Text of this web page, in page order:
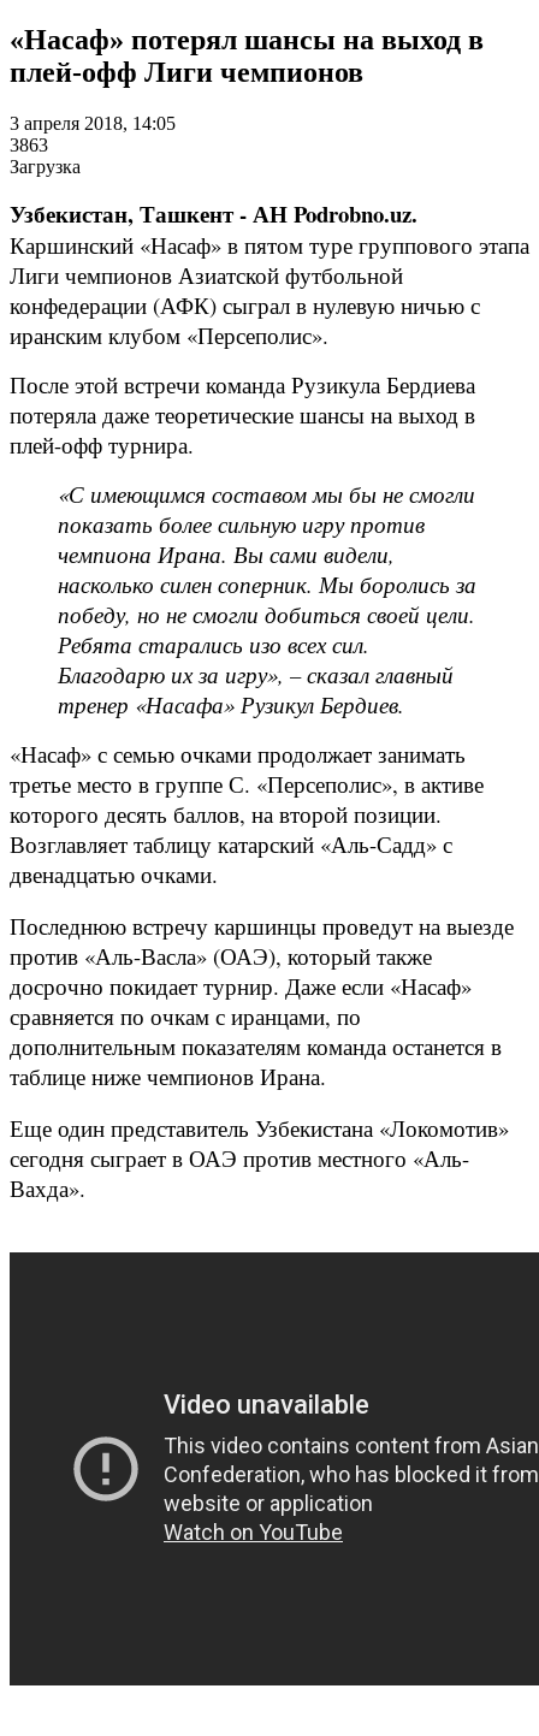
«Насаф» потерял шансы на выход в
плей-офф Лиги чемпионов
3 апреля 2018, 14:05
3863
Загрузка
Узбекистан, Ташкент - АН Podrobno.uz.
Каршинский «Насаф» в пятом туре группового этапа
Лиги чемпионов Азиатской футбольной
конфедерации (АФК) сыграл в нулевую ничью с
иранским клубом «Персеполис».
После этой встречи команда Рузикула Бердиева
потеряла даже теоретические шансы на выход в
плей-офф турнира.
«С имеющимся составом мы бы не смогли
показать более сильную игру против
чемпиона Ирана. Вы сами видели,
насколько силен соперник. Мы боролись за
победу, но не смогли добиться своей цели.
Ребята старались изо всех сил.
Благодарю их за игру», – сказал главный
тренер «Насафа» Рузикул Бердиев.
«Насаф» с семью очками продолжает занимать
третье место в группе С. «Персеполис», в активе
которого десять баллов, на второй позиции.
Возглавляет таблицу катарский «Аль-Садд» с
двенадцатью очками.
Последнюю встречу каршинцы проведут на выезде
против «Аль-Васла» (ОАЭ), который также
досрочно покидает турнир. Даже если «Насаф»
сравняется по очкам с иранцами, по
дополнительным показателям команда останется в
таблице ниже чемпионов Ирана.
Еще один представитель Узбекистана «Локомотив»
сегодня сыграет в ОАЭ против местного «Аль-
Вахда».